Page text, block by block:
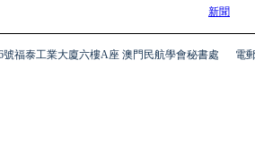
新聞
福泰工業大廈六樓A座 澳門民航學會秘書處 電